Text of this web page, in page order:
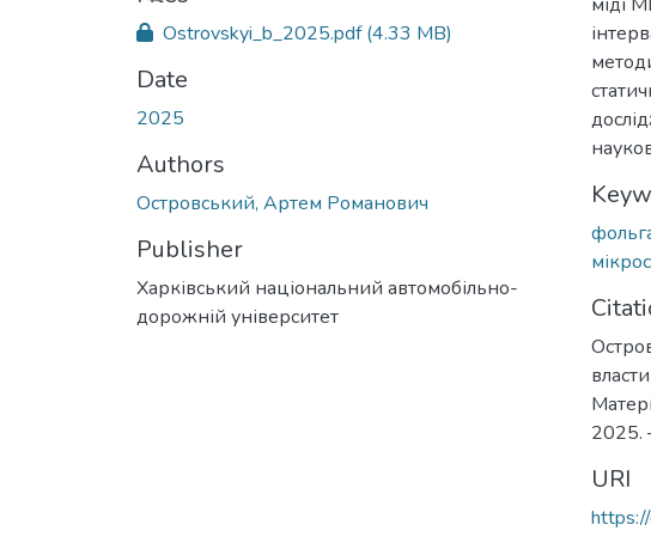
Ostrovskyi_b_2025.pdf(4.33 MB)
Date
2025
Authors
Островський, Артем Романович
Publisher
Харківський національний автомобільно-
дорожній університет
2025.
URI